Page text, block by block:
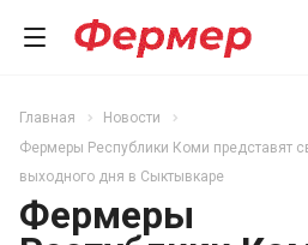
Главная
Новости
Фермеры Республики Коми представят
выходного дня в Сыктывкаре
Фермеры